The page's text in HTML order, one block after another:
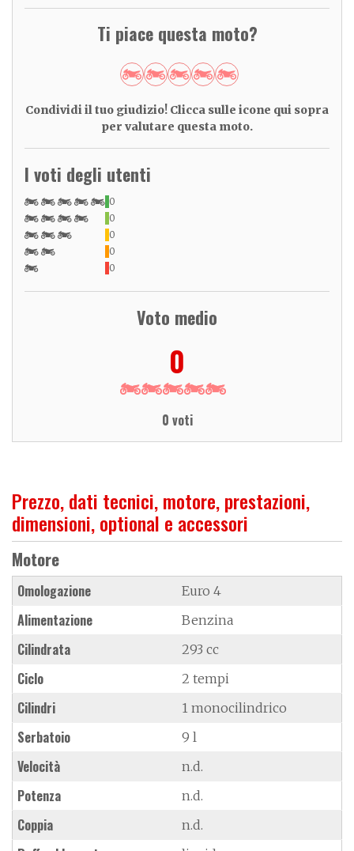
Ti piace questa moto?
Condividi il tuo giudizio! Clicca sulle icone qui sopra
per valutare questa moto.
I voti degli utenti
0
0
0
0
0
Voto medio
0
0 voti
Prezzo, dati tecnici, motore, prestazioni,
dimensioni, optional e accessori
Motore
Omologazione Euro 4
Alimentazione Benzina
Cilindrata 293 cc
Ciclo 2 tempi
Cilindri 1 monocilindrico
Serbatoio 9 l
Velocità n.d.
Potenza n.d.
Coppia n.d.